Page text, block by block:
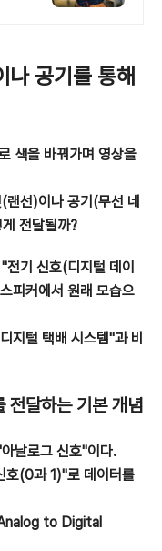
나 공기를 통해
색을 바꿔가며 영상을
선)이나 공기(무선 네
전달될까?
기 신호(디지털 데이
피커에서 원래 모습으
지털 택배 시스템"과 비
전달하는 기본 개념
날로그 신호"이다.
호(0과 1)"로 데이터를
to Digital